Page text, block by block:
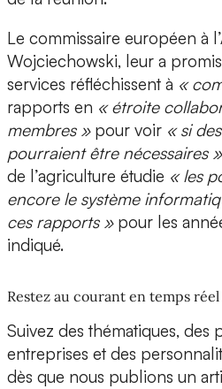
Le commissaire européen à
Wojciechowski, leur a
services réfléchissent à «
rapports en « étroite
membres »pour voir « si
pourraient être nécessaires »
de l’agriculture étudie « les
encore le système
ces rapports »pour les
indiqué.
Restez au courant en temps réel
Suivez des thématiques, des
entreprises et des
dès que nous publions un